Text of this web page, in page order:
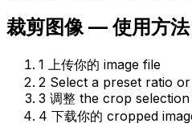
裁剪图像 — 使用方法
1
上传你的 image file
2 Select a preset ratio
3 调整 the crop
4 下载你的 cropped